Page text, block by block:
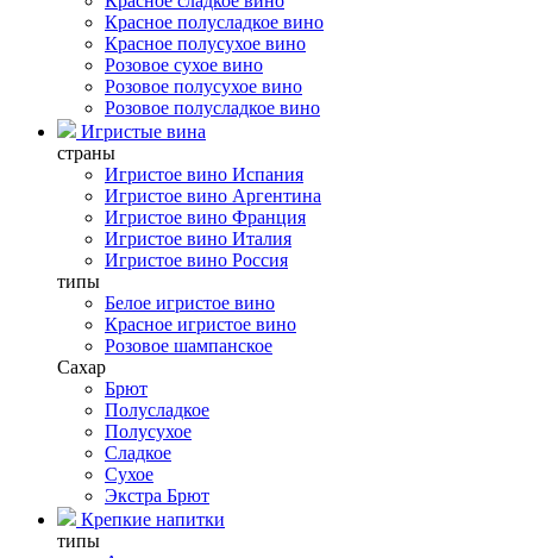
Красное полусладкое вино
Красное полусухое вино
Розовое сухое вино
Розовое полусухое вино
Розовое полусладкое вино
Игристые вина
страны
Игристое вино Испания
Игристое вино Аргентина
Игристое вино Франция
Игристое вино Италия
Игристое вино Россия
типы
Белое игристое вино
Красное игристое вино
Розовое шампанское
Сахар
Брют
Полусладкое
Полусухое
Сладкое
Сухое
Экстра Брют
Крепкие напитки
типы